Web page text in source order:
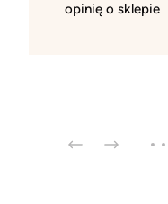
opinię o sklepie